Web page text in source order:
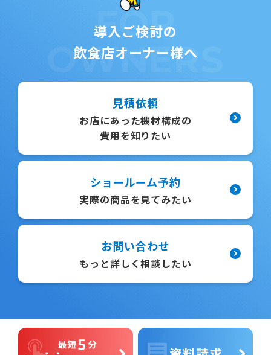
導入ご検討の
飲食店オーナー様へ
FOR
OWNERS
見積依頼
お店にあった機材構成の
費用を知りたい
ショールーム予約
実際の商品を見てみたい
お問い合わせ
もっと詳しく相談したい